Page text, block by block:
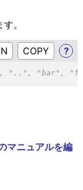
。
?
マニュアルを編